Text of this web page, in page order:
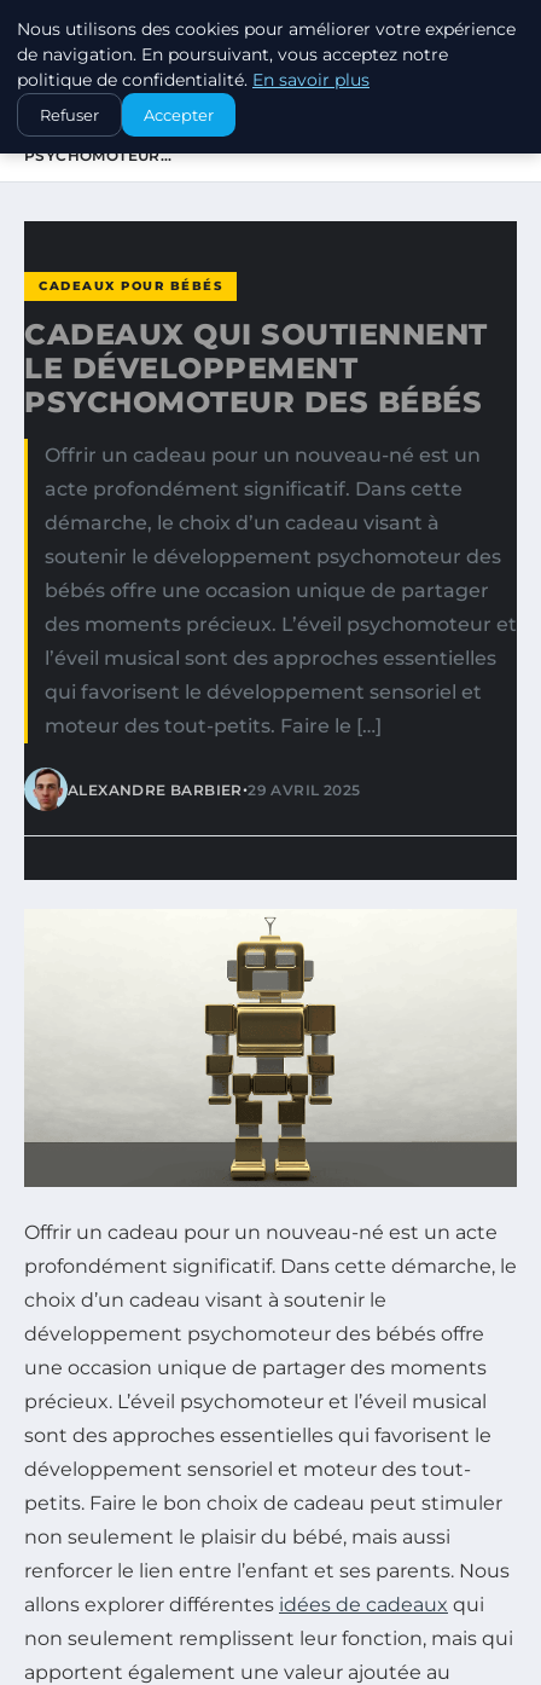
SWISSTALES
ACCUEIL
CADEAUX POUR BÉBÉS
CADEAUX QUI SOUTIENNENT LE DÉVELOPPEMENT
PSYCHOMOTEUR…
CADEAUX POUR BÉBÉS
CADEAUX QUI SOUTIENNENT
LE DÉVELOPPEMENT
PSYCHOMOTEUR DES BÉBÉS
Offrir un cadeau pour un nouveau-né est un
acte profondément significatif. Dans cette
démarche, le choix d’un cadeau visant à
soutenir le développement psychomoteur des
bébés offre une occasion unique de partager
des moments précieux. L’éveil psychomoteur et
l’éveil musical sont des approches essentielles
qui favorisent le développement sensoriel et
moteur des tout-petits. Faire le […]
ALEXANDRE BARBIER•29 AVRIL 2025
Offrir un cadeau pour un nouveau-né est un acte
profondément significatif. Dans cette démarche, le
choix d’un cadeau visant à soutenir le
développement psychomoteur des bébés offre
une occasion unique de partager des moments
précieux. L’éveil psychomoteur et l’éveil musical
sont des approches essentielles qui favorisent le
développement sensoriel et moteur des tout-
petits. Faire le bon choix de cadeau peut stimuler
non seulement le plaisir du bébé, mais aussi
renforcer le lien entre l’enfant et ses parents. Nous
allons explorer différentes idées de cadeaux qui
non seulement remplissent leur fonction, mais qui
apportent également une valeur ajoutée au
Nous utilisons des cookies pour améliorer votre expérience
de navigation. En poursuivant, vous acceptez notre
politique de confidentialité. En savoir plus
Refuser Accepter